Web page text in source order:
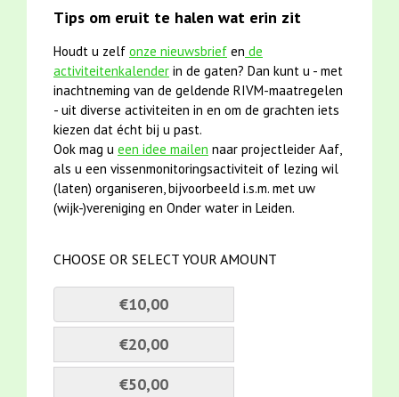
Tips om eruit te halen wat erin zit
Houdt u zelf onze nieuwsbrief en de
activiteitenkalender in de gaten? Dan kunt u - met
inachtneming van de geldende RIVM-maatregelen
- uit diverse activiteiten in en om de grachten iets
kiezen dat écht bij u past.
Ook mag u een idee mailen naar projectleider Aaf,
als u een vissenmonitoringsactiviteit of lezing wil
(laten) organiseren, bijvoorbeeld i.s.m. met uw
(wijk-)vereniging en Onder water in Leiden.
CHOOSE OR SELECT YOUR AMOUNT
€10,00
€20,00
€50,00